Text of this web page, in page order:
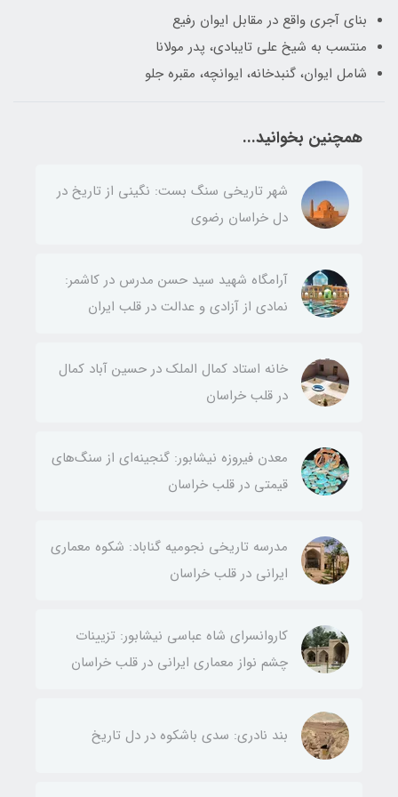
بنای آجری واقع در مقابل ایوان رفیع
منتسب به شیخ علی تایبادی، پدر مولانا
شامل ایوان، گنبدخانه، ایوانچه، مقبره جلو
همچنین بخوانید...
شهر تاریخی سنگ بست: نگینی از تاریخ در
دل خراسان رضوی
آرامگاه شهید سید حسن مدرس در کاشمر:
نمادی از آزادی و عدالت در قلب ایران
خانه استاد کمال الملک در حسین آباد کمال
در قلب خراسان
معدن فیروزه نیشابور: گنجینه‌ای از سنگ‌های
قیمتی در قلب خراسان
مدرسه تاریخی نجومیه گناباد: شکوه معماری
ایرانی در قلب خراسان
کاروانسرای شاه عباسی نیشابور: تزیینات
چشم نواز معماری ایرانی در قلب خراسان
بند نادری: سدی باشکوه در دل تاریخ